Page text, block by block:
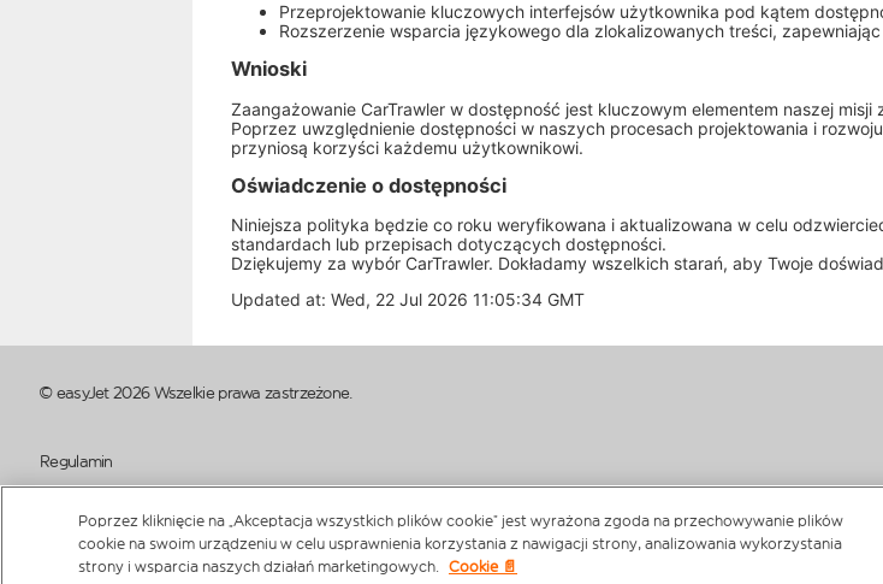
Przeprojektowanie kluczowych interfejsów użytkownika pod kątem
Rozszerzenie wsparcia językowego dla zlokalizowanych treści,
Wnioski
Zaangażowanie CarTrawler w dostępność jest kluczowym elementem naszej
Poprzez uwzględnienie dostępności w naszych procesach projektowania i
przyniosą korzyści każdemu użytkownikowi.
Oświadczenie o dostępności
Niniejsza polityka będzie co roku weryfikowana i aktualizowana w celu
standardach lub przepisach dotyczących dostępności.
Dziękujemy za wybór CarTrawler. Dokładamy wszelkich starań, aby Twoje
Updated at: Wed, 22 Jul 2026 11:05:34 GMT
© easyJet2026 Wszelkie prawa zastrzeżone.
Regulamin
Polityka prywatności
Poprzez kliknięcie na „Akceptacja wszystkich plików cookie” jest wyrażona zgoda na przechowywanie plików
cookie na swoim urządzeniu w celu usprawnienia korzystania z nawigacji strony, analizowania wykorzystania
strony i wsparcia naszych działań marketingowych. Cookie 📄